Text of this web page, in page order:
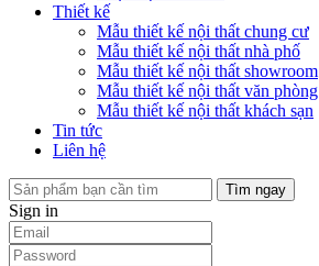
Thiết kế
Mẫu thiết kế nội thất chung cư
Mẫu thiết kế nội thất nhà phố
Mẫu thiết kế nội thất showroom
Mẫu thiết kế nội thất văn phòng
Mẫu thiết kế nội thất khách sạn
Tin tức
Liên hệ
Tìm ngay
Sign in